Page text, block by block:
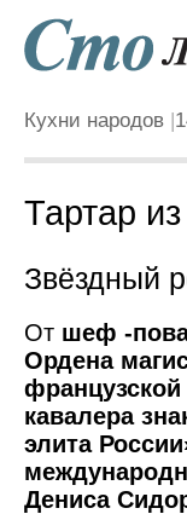
Кухни народов
Тартар
Звёздный
От шеф -
Ордена
французской
кавалера
элита
Дениса